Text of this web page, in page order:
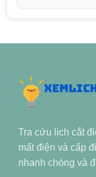
Tra cứu lịch cắt
mất điện và cấp
nhanh chóng và